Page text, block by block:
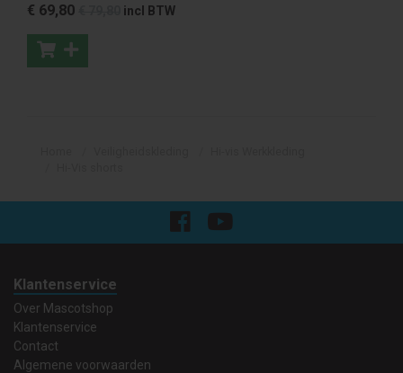
€ 69,80 incl BTW
Klantenservice
Over Mascotshop
Klantenservice
Contact
Algemene voorwaarden